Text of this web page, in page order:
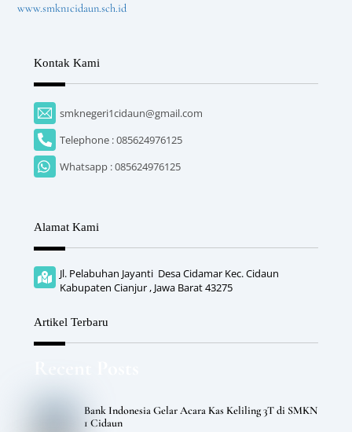
www.smkn1cidaun.sch.id
Kontak Kami
smknegeri1cidaun@gmail.com
Telephone : 085624976125
Whatsapp : 085624976125
Alamat Kami
Jl. Pelabuhan Jayanti Desa Cidamar Kec. Cidaun
Kabupaten Cianjur , Jawa Barat 43275
Artikel Terbaru
Bank Indonesia Gelar Acara Kas Keliling 3T di SMKN
1 Cidaun